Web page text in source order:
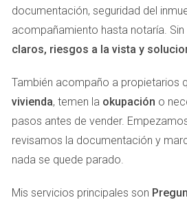
TEMORES DE
PROPIETARIOS
Cuando hablamos del miedo
fundamental entender que se
preocupación que va más allá
muchos propietarios en
documentación, seguridad del
acompañamiento hasta notaría. Sin
claros, riesgos a la vista y
También acompaño a propietarios
vivienda, temen la okupación o
pasos antes de vender.
revisamos la documentación y
nada se quede parado.
Mis servicios principales son